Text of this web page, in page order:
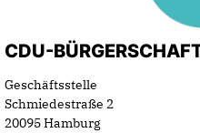
CDU-
Geschäftsstelle
Schmiedestraße 2
20095 Hamburg